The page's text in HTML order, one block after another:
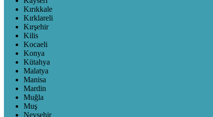
Kırıkkale
Kırklareli
Kırşehir
Kilis
Kocaeli
Konya
Kütahya
Malatya
Manisa
Mardin
Muğla
Muş
Nevşehir